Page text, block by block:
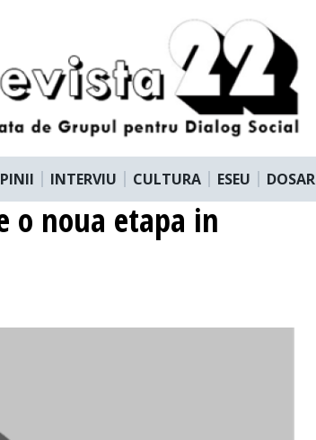
INTERVIU CULTURA ESEU DOSAR
o noua etapa in